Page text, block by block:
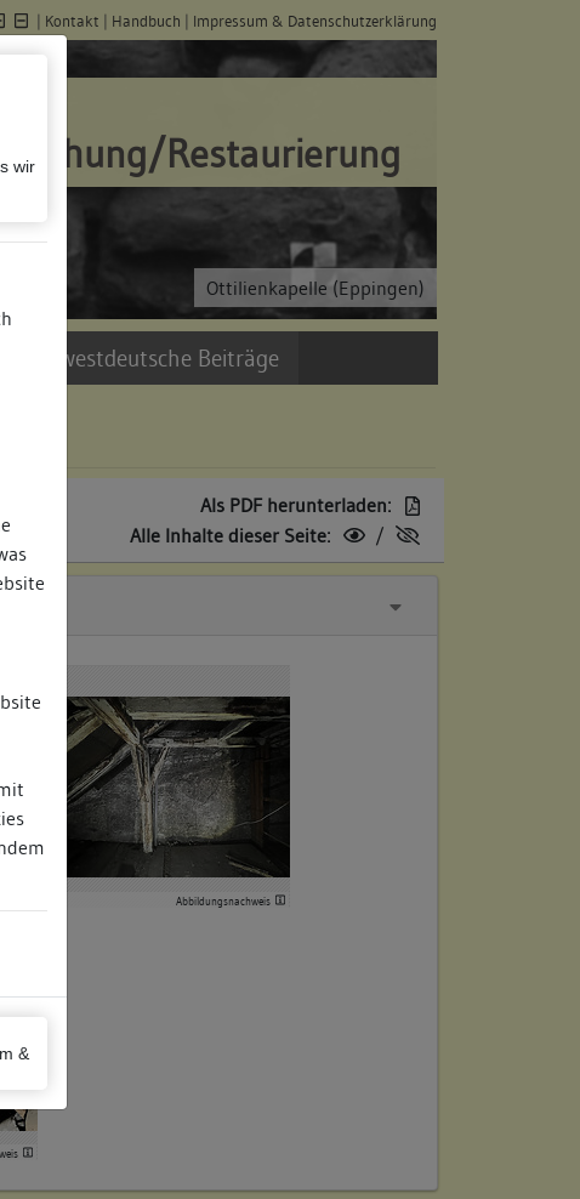
wir
&
| Kontakt | Handbuch | Impressum & Datenschutzerklärung
Ottilienkapelle (Eppingen)
Restaurierung
Südwestdeutsche Beiträge
Als PDF herunterladen:
Alle Inhalte dieser Seite:
/
Abbildungsnachweis